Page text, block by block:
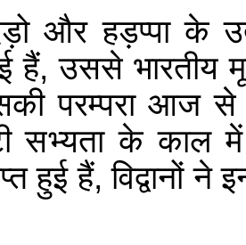
और हड़प्पा के
हैं, उससे भारतीय
परम्परा आज से
सभ्यता के काल में
हुई हैं, विद्वानों